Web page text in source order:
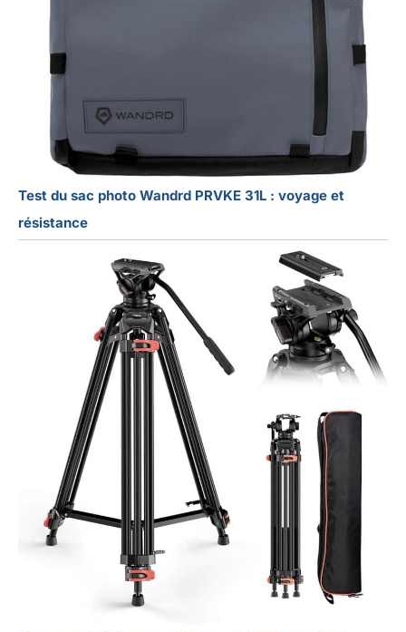
Test du sac photo Wandrd PRVKE 31L : voyage et
résistance